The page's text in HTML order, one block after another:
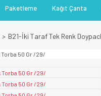
Paketleme Kağıt Çanta
B21-İki Taraf Tek Renk